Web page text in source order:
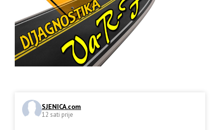
SJENICA.com
12 sati prije